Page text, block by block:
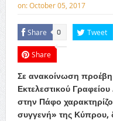
on:October 05, 2017
Share 0 Tweet
Share
Σε ανακοίνωση
Εκτελεστικού
στην Πάφο
συγγενή» της Κύπρου,